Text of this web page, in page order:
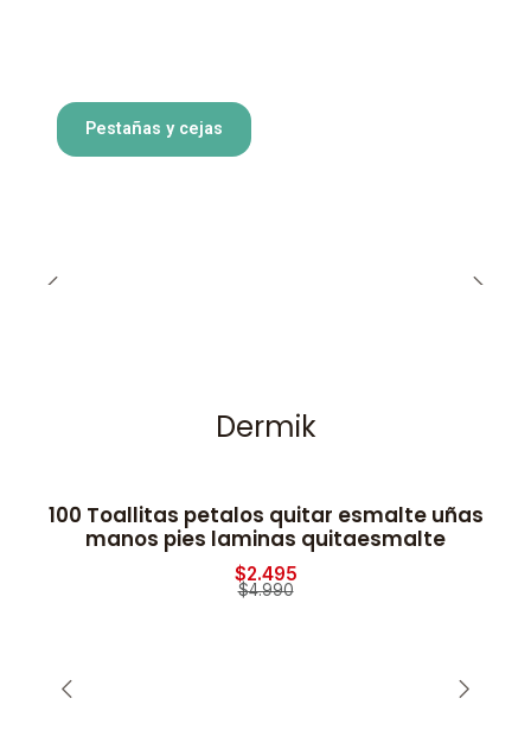
Pestañas y cejas
Dermik
-50% OFF
100 Toallitas petalos quitar esmalte uñas
manos pies laminas quitaesmalte
$2.495
$4.990